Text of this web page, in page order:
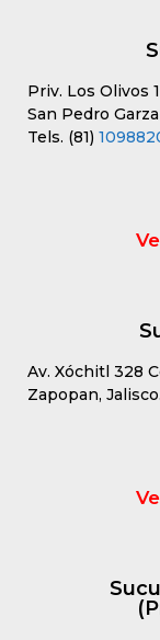
Priv. Los Olivos
San Pedro
Tels. (81)
Av. Xóchitl 328
Zapopan,